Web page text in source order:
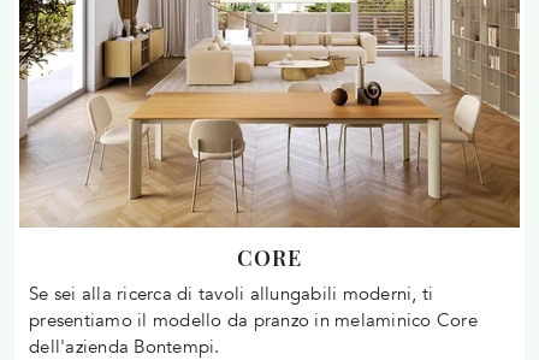
CORE
Se sei alla ricerca di tavoli allungabili moderni, ti
presentiamo il modello da pranzo in melaminico Core
dell'azienda Bontempi.